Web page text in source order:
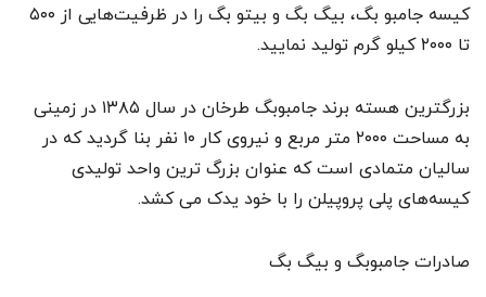
کیسه جامبو بگ، بیگ بگ و بیتو بگ را در ظرفیت‌هایی از ۵۰۰
تا ۲۰۰۰ کیلو گرم تولید نمایید.
بزرگترین هسته برند جامبوبگ طرخان در سال ۱۳۸۵ در زمینی
به مساحت ۲۰۰۰ متر مربع و نیروی کار ۱۰ نفر بنا گردید که در
سالیان متمادی است که عنوان بزرگ ترین واحد تولیدی
کیسه‌های پلی پروپیلن را با خود یدک می کشد.
صادرات جامبوبگ و بیگ بگ